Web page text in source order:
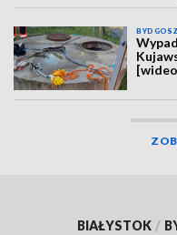
BIAŁYSTOK /